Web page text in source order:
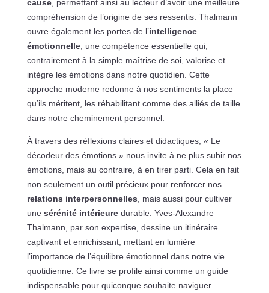
cause, permettant ainsi au lecteur d’avoir une meilleure
compréhension de l’origine de ses ressentis. Thalmann
ouvre également les portes de l’intelligence
émotionnelle, une compétence essentielle qui,
contrairement à la simple maîtrise de soi, valorise et
intègre les émotions dans notre quotidien. Cette
approche moderne redonne à nos sentiments la place
qu’ils méritent, les réhabilitant comme des alliés de taille
dans notre cheminement personnel.
À travers des réflexions claires et didactiques, « Le
décodeur des émotions » nous invite à ne plus subir nos
émotions, mais au contraire, à en tirer parti. Cela en fait
non seulement un outil précieux pour renforcer nos
relations interpersonnelles, mais aussi pour cultiver
une sérénité intérieuredurable. Yves-Alexandre
Thalmann, par son expertise, dessine un itinéraire
captivant et enrichissant, mettant en lumière
l’importance de l’équilibre émotionnel dans notre vie
quotidienne. Ce livre se profile ainsi comme un guide
indispensable pour quiconque souhaite naviguer